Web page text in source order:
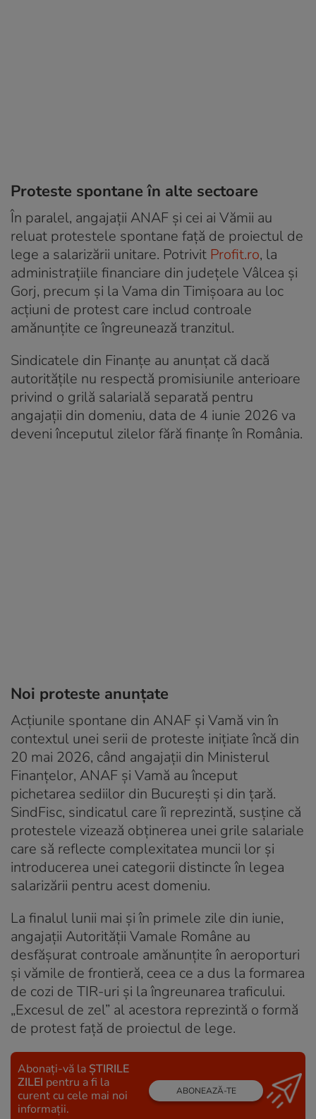
Proteste spontane în alte sectoare
În paralel, angajații ANAF și cei ai Vămii au
reluat protestele spontane față de proiectul de
lege a salarizării unitare. Potrivit Profit.ro, la
administrațiile financiare din județele Vâlcea și
Gorj, precum și la Vama din Timișoara au loc
acțiuni de protest care includ controale
amănunțite ce îngreunează tranzitul.
Sindicatele din Finanțe au anunțat că dacă
autoritățile nu respectă promisiunile anterioare
privind o grilă salarială separată pentru
angajații din domeniu, data de 4 iunie 2026 va
deveni începutul zilelor fără finanțe în România.
Noi proteste anunțate
Acțiunile spontane din ANAF și Vamă vin în
contextul unei serii de proteste inițiate încă din
20 mai 2026, când angajații din Ministerul
Finanțelor, ANAF și Vamă au început
pichetarea sediilor din București și din țară.
SindFisc, sindicatul care îi reprezintă, susține că
protestele vizează obținerea unei grile salariale
care să reflecte complexitatea muncii lor și
introducerea unei categorii distincte în legea
salarizării pentru acest domeniu.
La finalul lunii mai și în primele zile din iunie,
angajații Autorității Vamale Române au
desfășurat controale amănunțite în aeroporturi
și vămile de frontieră, ceea ce a dus la formarea
de cozi de TIR-uri și la îngreunarea traficului.
„Excesul de zel” al acestora reprezintă o formă
de protest față de proiectul de lege.
Abonați-vă la ȘTIRILE
ZILEI pentru a fi la
curent cu cele mai noi
informații.
ABONEAZĂ-TE